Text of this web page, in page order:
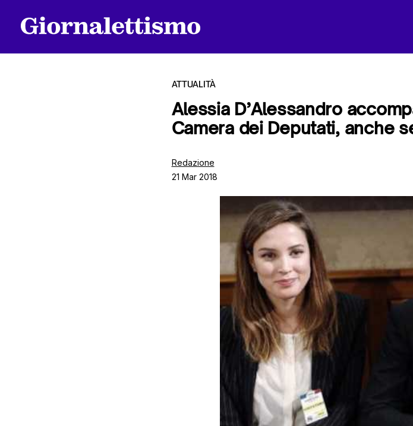
ATTUALITÀ
Alessia D’Alessandro
Camera dei Deputati, anche
Redazione
21 Mar 2018